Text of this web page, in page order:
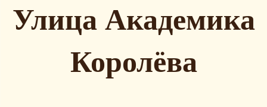
Улица Академика
Королёва